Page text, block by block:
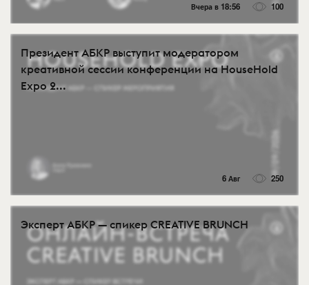
Вчера в 18:56 100
Президент АБКР выступит модератором
креативной сессии конференции на HouseHold
Expo 2...
6 Авг 250
Эксперт АБКР — спикер CREATIVE BRUNCH